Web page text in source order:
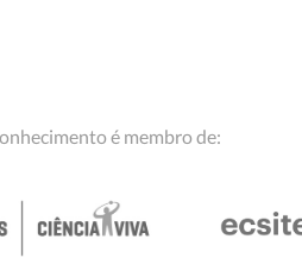
é membro de: